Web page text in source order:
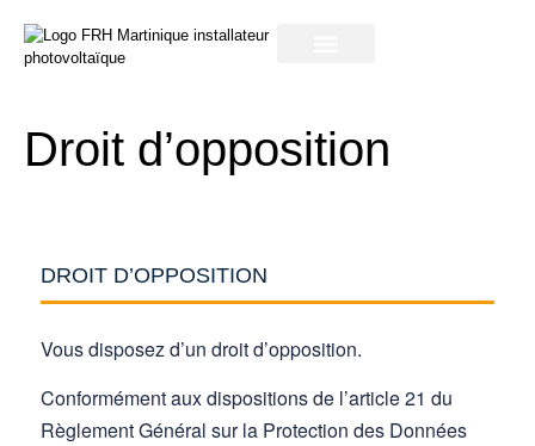
Droit d’opposition
DROIT D’OPPOSITION
Vous disposez d’un droit d’opposition.
Conformément aux dispositions de l’article 21 du
Règlement Général sur la Protection des Données